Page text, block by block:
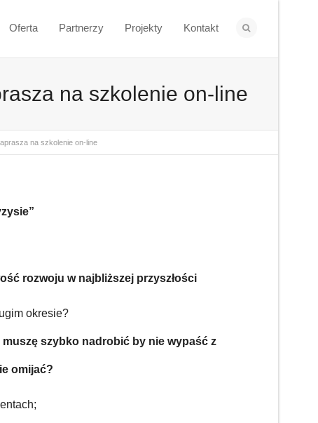
Oferta Partnerzy Projekty Kontakt
na szkolenie on-line
na szkolenie on-line
rozwoju w najbliższej przyszłości
okresie?
szybko nadrobić by nie wypaść z
omijać?